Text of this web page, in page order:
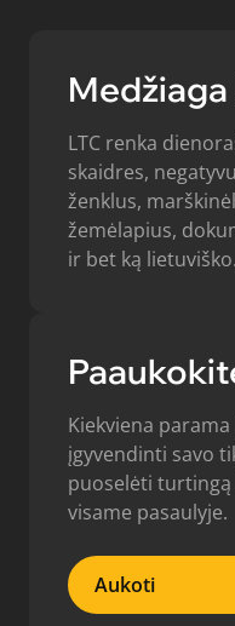
LTC renka
skaidres,
ženklus,
žemėlapius,
ir bet ką lietuviško.
Kiekviena
įgyvendinti savo
puoselėti
visame pasaulyje.
Aukoti